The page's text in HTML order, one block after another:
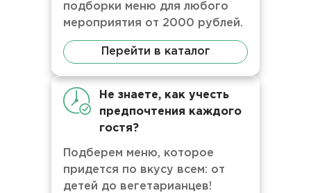
подборки меню для любого
мероприятия от 2000 рублей.
Перейти в каталог
Не знаете, как учесть
предпочтения каждого
гостя?
Подберем меню, которое
придется по вкусу всем: от
детей до вегетарианцев!